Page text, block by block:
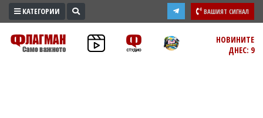
ПРОМО
ЗОНА
КАТЕГОРИИ ВАШИЯТ СИГНАЛ
НОВИНИТЕ
ДНЕС: 9